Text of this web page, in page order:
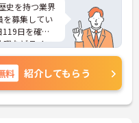
史を持つ業界
を募集してい
日を確保
暇などライフ
。処遇改善手
に加え配偶
しています。
宿泊費補助な
しています。
料 紹介してもらう